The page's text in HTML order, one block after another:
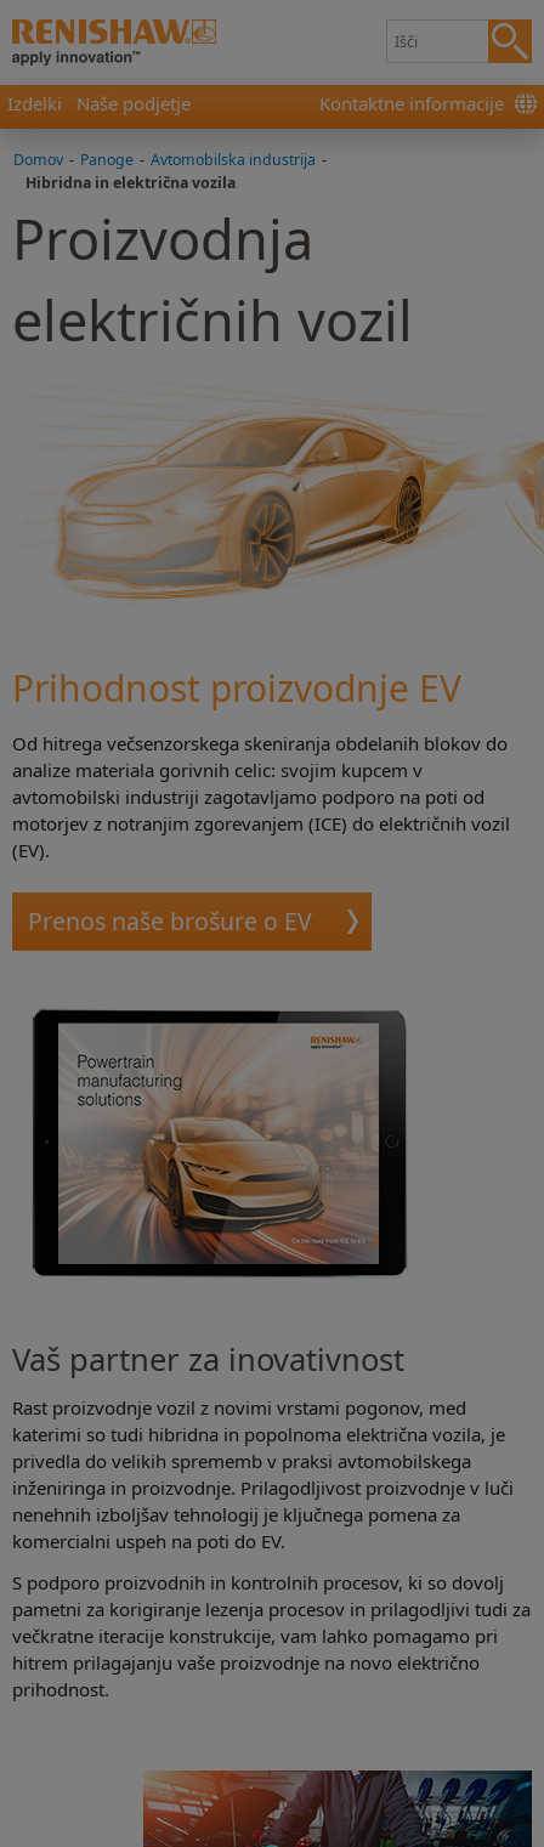
Izdelki Naše podjetje Kontaktne informacije
Domov - Panoge - Avtomobilska industrija -
Hibridna in električna vozila
Proizvodnja
električnih vozil
Prihodnost proizvodnje EV
Od hitrega večsenzorskega skeniranja obdelanih blokov do
analize materiala gorivnih celic: svojim kupcem v
avtomobilski industriji zagotavljamo podporo na poti od
motorjev z notranjim zgorevanjem (ICE) do električnih vozil
(EV).
Prenos naše brošure o EV
Vaš partner za inovativnost
Rast proizvodnje vozil z novimi vrstami pogonov, med
katerimi so tudi hibridna in popolnoma električna vozila, je
privedla do velikih sprememb v praksi avtomobilskega
inženiringa in proizvodnje. Prilagodljivost proizvodnje v luči
nenehnih izboljšav tehnologij je ključnega pomena za
komercialni uspeh na poti do EV.
S podporo proizvodnih in kontrolnih procesov, ki so dovolj
pametni za korigiranje lezenja procesov in prilagodljivi tudi za
večkratne iteracije konstrukcije, vam lahko pomagamo pri
hitrem prilagajanju vaše proizvodnje na novo električno
prihodnost.